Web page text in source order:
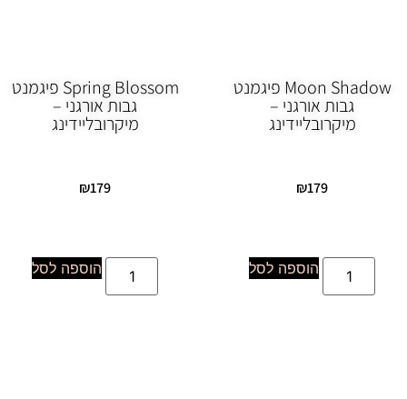
Moon Shadow פיגמנט
גבות אורגני –
מיקרובליידינג
₪179
הוספה לסל
Spring Blossom פיגמנט
גבות אורגני –
מיקרובליידינג
₪179
הוספה לסל